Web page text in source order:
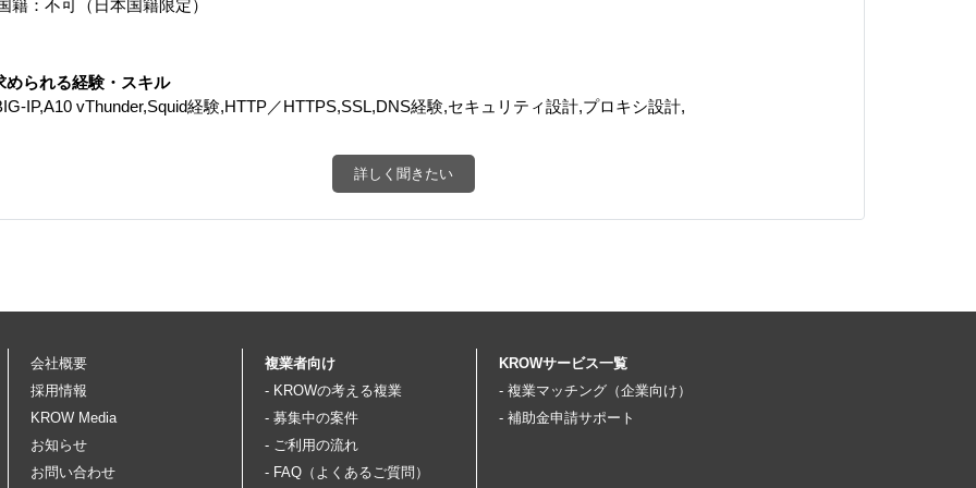
籍：不可（日本国籍限定）
められる経験・スキル
IP,A10 vThunder,Squid経験,HTTP／HTTPS,SSL,DNS経験,セキュリティ設計,プロキシ設計,
詳しく聞きたい
会社概要
採用情報
KROW Media
お知らせ
お問い合わせ
複業者向け
- KROWの考える複業
- 募集中の案件
- ご利用の流れ
- FAQ（よくあるご質問）
KROWサービス一覧
- 複業マッチング（企業向け）
- 補助金申請サポート